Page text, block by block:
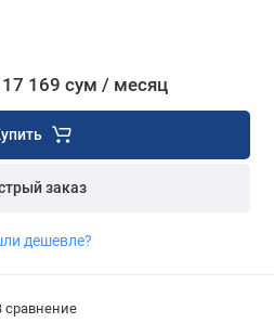
169 сум / месяц
заказ
дешевле?
сравнение